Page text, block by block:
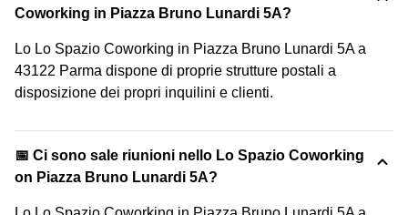
Coworking in Piazza Bruno Lunardi 5A?
Lo Lo Spazio Coworking in Piazza Bruno Lunardi 5A a
43122 Parma dispone di proprie strutture postali a
disposizione dei propri inquilini e clienti.
📅 Ci sono sale riunioni nello Lo Spazio Coworking
on Piazza Bruno Lunardi 5A?